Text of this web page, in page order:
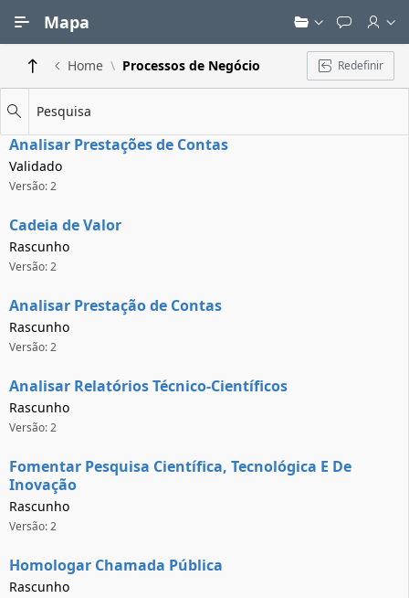
Mapa
Home Processos de Negócio Redefinir
Pesquisa
Analisar Prestações de Contas
Validado
Versão: 2
Cadeia de Valor
Rascunho
Versão: 2
Analisar Prestação de Contas
Rascunho
Versão: 2
Analisar Relatórios Técnico-Científicos
Rascunho
Versão: 2
Fomentar Pesquisa Científica, Tecnológica E De
Inovação
Rascunho
Versão: 2
Homologar Chamada Pública
Rascunho